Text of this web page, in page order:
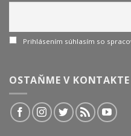
Prihlásením súhlasím so
OSTAŇME V KONTAKTE